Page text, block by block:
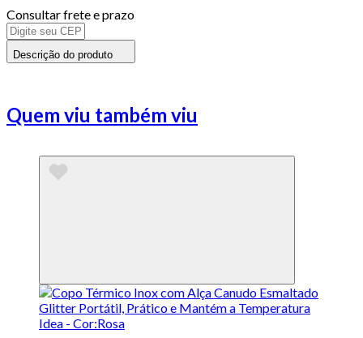
Consultar frete e prazo
Descrição do produto
Quem viu também viu